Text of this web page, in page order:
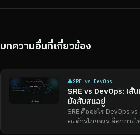
บทความอื่นที่เกี่ยวข้อง
▲SRE vs DevOps
SRE vs DevOps: เ
ยังสับสนอยู่
SRE คืออะไร DevOps
องค์กรไทยควรเลือกทาง